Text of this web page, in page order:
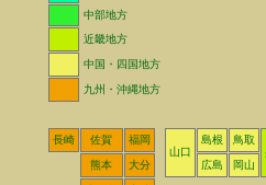
中部地方
近畿地方
中国・四国地方
九州・沖縄地方
長崎 佐賀
福岡
山口
島根
鳥取
熊本
大分 広島 岡山